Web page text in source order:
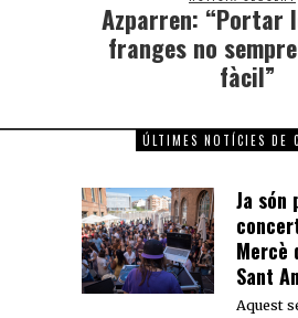
Azparren: “Portar
franges no
fàcil”
ÚLTIMES NOTÍCIES DE
Ja són
Mercè
Sant
Aquest